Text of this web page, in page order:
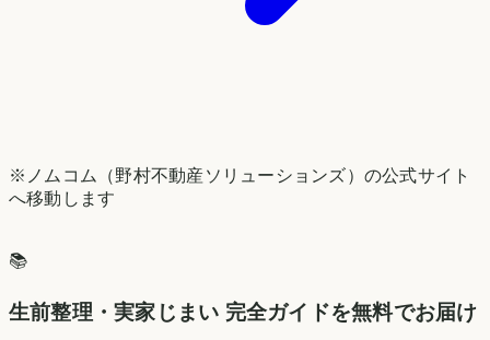
※ノムコム（野村不動産ソリューションズ）の公式サイト
へ移動します
📚
生前整理・実家じまい 完全ガイドを無料でお届け